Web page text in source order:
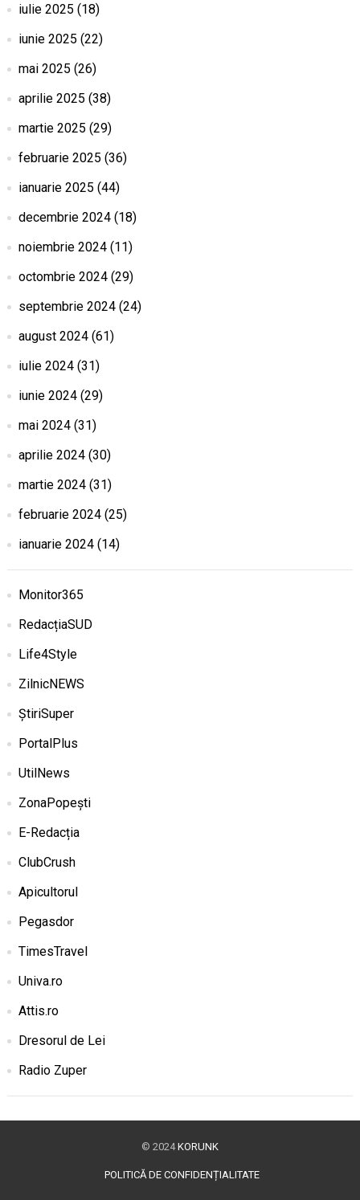
iulie 2025 (18)
iunie 2025 (22)
mai 2025 (26)
aprilie 2025 (38)
martie 2025 (29)
februarie 2025 (36)
ianuarie 2025 (44)
decembrie 2024(18)
noiembrie 2024(11)
octombrie 2024(29)
septembrie 2024(24)
august 2024(61)
iulie 2024(31)
iunie 2024(29)
mai 2024(31)
aprilie 2024(30)
martie 2024(31)
februarie 2024(25)
ianuarie 2024(14)
Monitor365
RedacțiaSUD
Life4Style
ZilnicNEWS
ȘtiriSuper
PortalPlus
UtilNews
ZonaPopești
E-Redacția
ClubCrush
Apicultorul
Pegasdor
TimesTravel
Univa.ro
Attis.ro
Dresorul de Lei
Radio Zuper
© 2024KORUNK
POLITICĂ DE CONFIDENȚIALITATE